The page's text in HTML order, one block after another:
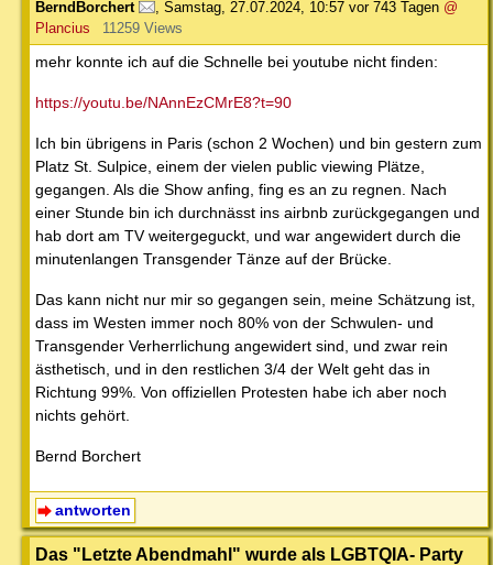
BerndBorchert , Samstag, 27.07.2024, 10:57 vor 743 Tagen @
Plancius
11259 Views
mehr konnte ich auf die Schnelle bei youtube nicht finden:
https://youtu.be/NAnnEzCMrE8?t=90
Ich bin übrigens in Paris (schon 2 Wochen) und bin gestern zum
Platz St. Sulpice, einem der vielen public viewing Plätze,
gegangen. Als die Show anfing, fing es an zu regnen. Nach
einer Stunde bin ich durchnässt ins airbnb zurückgegangen und
hab dort am TV weitergeguckt, und war angewidert durch die
minutenlangen Transgender Tänze auf der Brücke.
Das kann nicht nur mir so gegangen sein, meine Schätzung ist,
dass im Westen immer noch 80% von der Schwulen- und
Transgender Verherrlichung angewidert sind, und zwar rein
ästhetisch, und in den restlichen 3/4 der Welt geht das in
Richtung 99%. Von offiziellen Protesten habe ich aber noch
nichts gehört.
Bernd Borchert
antworten
Das "Letzte Abendmahl" wurde als LGBTQIA- Party